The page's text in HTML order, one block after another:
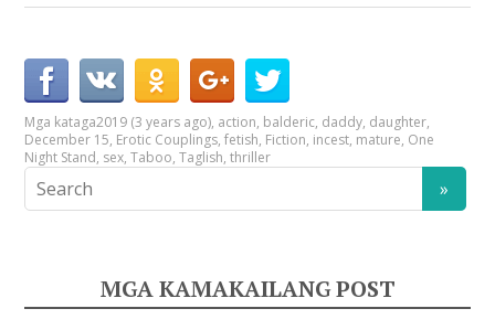
Mga kataga2019 (3 years ago), action, balderic, daddy, daughter,
December 15, Erotic Couplings,fetish, Fiction, incest, mature, One
Night Stand, sex,Taboo,Taglish,thriller
MGA KAMAKAILANG POST